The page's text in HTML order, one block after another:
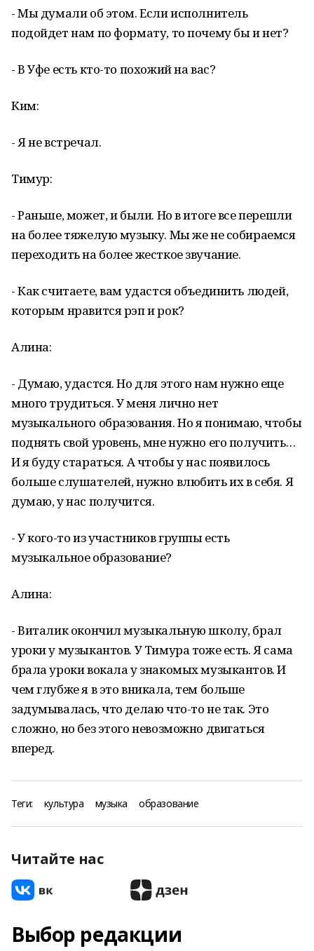
- Мы думали об этом. Если исполнитель
подойдет нам по формату, то почему бы и нет?
- В Уфе есть кто-то похожий на вас?
Ким:
- Я не встречал.
Тимур:
- Раньше, может, и были. Но в итоге все перешли
на более тяжелую музыку. Мы же не собираемся
переходить на более жесткое звучание.
- Как считаете, вам удастся объединить людей,
которым нравится рэп и рок?
Алина:
- Думаю, удастся. Но для этого нам нужно еще
много трудиться. У меня лично нет
музыкального образования. Но я понимаю, чтобы
поднять свой уровень, мне нужно его получить…
И я буду стараться. А чтобы у нас появилось
больше слушателей, нужно влюбить их в себя. Я
думаю, у нас получится.
- У кого-то из участников группы есть
музыкальное образование?
Алина:
- Виталик окончил музыкальную школу, брал
уроки у музыкантов. У Тимура тоже есть. Я сама
брала уроки вокала у знакомых музыкантов. И
чем глубже я в это вникала, тем больше
задумывалась, что делаю что-то не так. Это
сложно, но без этого невозможно двигаться
вперед.
Теги: культура музыка образование
Читайте нас
Выбор редакции